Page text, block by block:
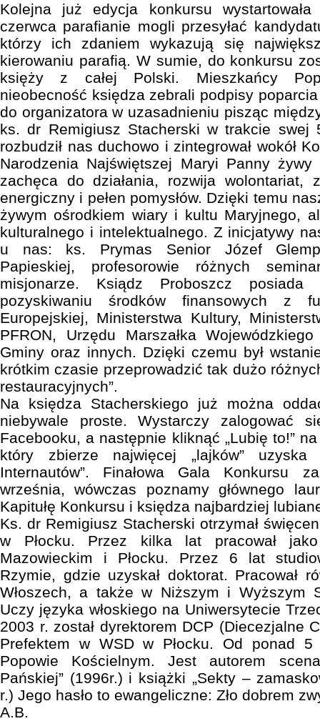
Kolejna już edycja konkursu
czerwca parafianie mogli przesyłać
którzy ich zdaniem wykazują się
kierowaniu parafią. W sumie, do konkursu
księży z całej Polski. Mieszkańcy
nieobecność księdza zebrali podpisy
do organizatora w uzasadnieniu pisząc
ks. dr Remigiusz Stacherski w trakcie swej
rozbudził nas duchowo i zintegrował wokół
Narodzenia Najświętszej Maryi Panny
zachęca do działania, rozwija wolontariat,
energiczny i pełen pomysłów. Dzięki temu
żywym ośrodkiem wiary i kultu Maryjnego,
kulturalnego i intelektualnego. Z inicjatywy
u nas: ks. Prymas Senior Józef
Papieskiej, profesorowie różnych
misjonarze. Ksiądz Proboszcz
pozyskiwaniu środków finansowych z
Europejskiej, Ministerstwa Kultury,
PFRON, Urzędu Marszałka
Gminy oraz innych. Dzięki czemu był
krótkim czasie przeprowadzić tak dużo
restauracyjnych”.
Na księdza Stacherskiego już można
niebywale proste. Wystarczy zalogować
Facebooku, a następnie kliknąć „Lubię to!”
który zbierze najwięcej „lajków” uzyska
Internautów”. Finałowa Gala Konkursu
września, wówczas poznamy głównego
Kapitułę Konkursu i księdza najbardziej
Ks. dr Remigiusz Stacherski otrzymał
w Płocku. Przez kilka lat pracował
Mazowieckim i Płocku. Przez 6 lat
Rzymie, gdzie uzyskał doktorat. Pracował
Włoszech, a także w Niższym i Wyższym
Uczy języka włoskiego na Uniwersytecie
2003 r. został dyrektorem DCP (Diecezjalne
Prefektem w WSD w Płocku. Od ponad
Popowie Kościelnym. Jest autorem
Pańskiej” (1996r.) i książki „Sekty –
r.) Jego hasło to ewangeliczne: Zło dobrem
A.B.